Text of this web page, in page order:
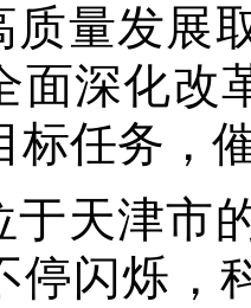
质量发展
面深化改
标任务，
于天津市
停闪烁，